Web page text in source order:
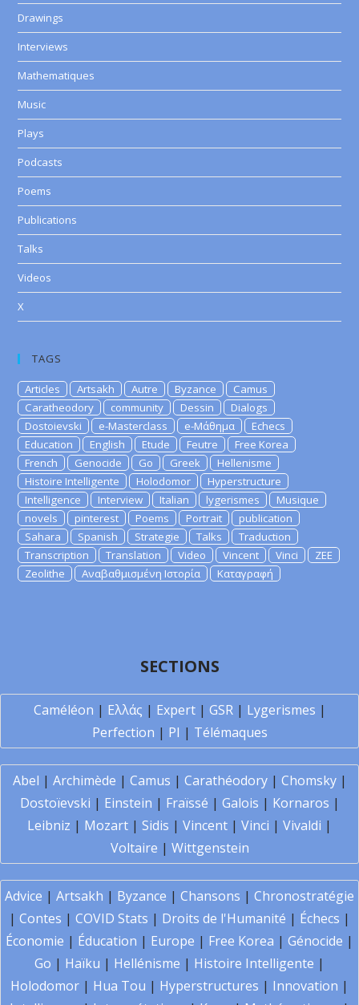
Drawings
Interviews
Mathematiques
Music
Plays
Podcasts
Poems
Publications
Talks
Videos
X
TAGS
Articles Artsakh Autre Byzance
Camus
Caratheodory
community Dessin
Dialogs
Dostoievski
e-Masterclass e-Μάθημα
Echecs
Education
English Etude Feutre
Free Korea
French
Genocide Go Greek
Hellenisme
Histoire Intelligente
Holodomor
Hyperstructure
Intelligence
Interview Italian lygerismes
Musique
novels
pinterest Poems Portrait
publication
Sahara
Spanish Strategie Talks
Traduction
Transcription
Translation Video Vincent Vinci
ZEE
Zeolithe
Αναβαθμισμένη Ιστορία Καταγραφή
SECTIONS
Caméléon | Ελλάς | Expert| GSR| Lygerismes |
Perfection | PI | Télémaques
Abel | Archimède | Camus | Carathéodory| Chomsky|
Dostoïevski | Einstein | Fraïssé | Galois | Kornaros |
Leibniz | Mozart | Sidis | Vincent | Vinci | Vivaldi |
Voltaire | Wittgenstein
Advice | Artsakh | Byzance | Chansons | Chronostratégie
| Contes | COVID Stats | Droits de l'Humanité | Échecs |
Économie | Éducation | Europe | Free Korea | Génocide |
Go | Haïku | Hellénisme | Histoire Intelligente |
Holodomor | Hua Tou | Hyperstructures | Innovation |